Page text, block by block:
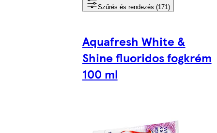
Szűrés és rendezés (171)
Aquafresh White &
Shine fluoridos fogkrém
100 ml